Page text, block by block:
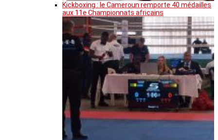
Kickboxing : le Cameroun remporte 40 médailles
aux 11e Championnats africains